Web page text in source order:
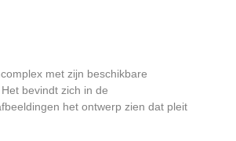
met zijn beschikbare
bevindt zich in de
het ontwerp zien dat pleit